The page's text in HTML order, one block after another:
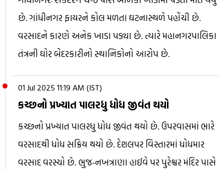
છે. ગાંધીનગર ફાયરને કોલ મળતા ઘટનાસ્થળે પહોંચી છે.
વરસાદને કારણે અનેક ખાડા પડ્યા છે. ત્યારે મહાનગરપાલિકા
તંત્રની ઘોર બેદરકારીનો સ્થાનિકોનો આરોપ છે.
01 Jul 2025 11:19 AM (IST)
કચ્છનો પ્રખ્યાત પાલરધુ ધોધ જીવંત થયો
કચ્છનો પ્રખ્યાત પાલરધુ ધોધ જીવંત થયો છે. ઉપરવાસમાં ભારે
વરસાદથી ધોધ સક્રિય થયો છે. દેશલપર વિસ્તારમાં ધોધમાર
વરસાદ વરસ્યો છે. ભુજ-નખત્રાણા હાઈવે પર પુરેશ્વર મંદિર પાસે